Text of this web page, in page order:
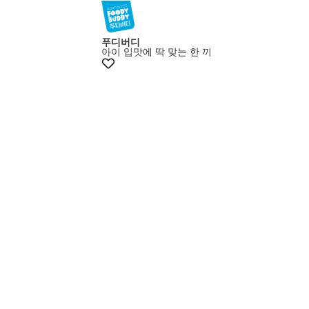
푸디버디
아이 입맛에 딱 맞는 한 끼